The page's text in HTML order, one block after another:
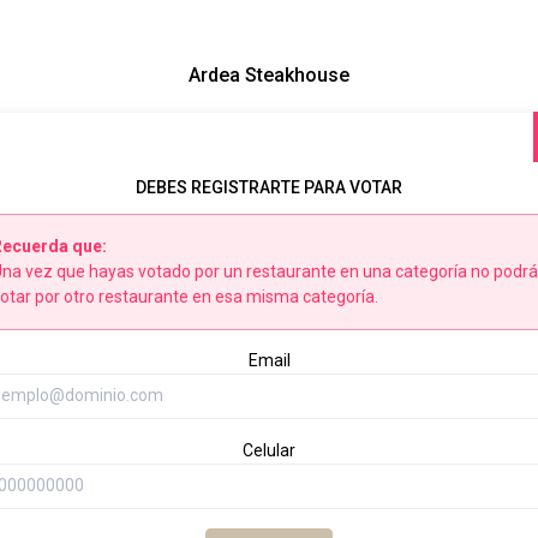
Ardea Steakhouse
DEBES REGISTRARTE PARA VOTAR
que:
vez que hayas votado por un restaurante en una categoría no
por otro restaurante en esa misma categoría.
Email
Celular